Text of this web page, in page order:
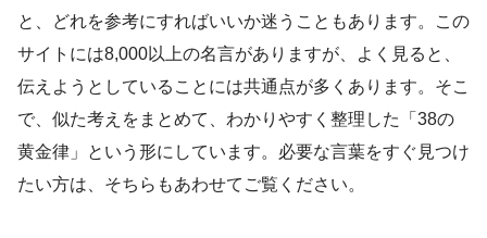
と、どれを参考にすればいいか迷うこともあります。この
サイトには8,000以上の名言がありますが、よく見ると、
伝えようとしていることには共通点が多くあります。そこ
で、似た考えをまとめて、わかりやすく整理した「38の
黄金律」という形にしています。必要な言葉をすぐ見つけ
たい方は、そちらもあわせてご覧ください。